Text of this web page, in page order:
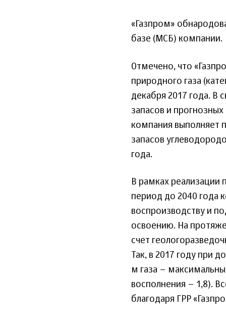
«Газпром»
базе (МСБ) компании.
Отмечено, что
природного газа
декабря 2017 года. В
запасов и
компания выполняет
запасов
года.
В рамках реализации
период до 2040 года
воспроизводству и
освоению. На
счет
Так, в 2017 году при
м газа –
восполнения – 1,8).
благодаря ГРР